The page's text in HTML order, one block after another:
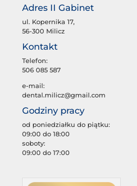
Adres II Gabinet
ul. Kopernika 17,
56-300 Milicz
Kontakt
Telefon:
506 085 587
e-mail:
dental.milicz@gmail.com
Godziny pracy
od poniedziałku do piątku:
09:00 do 18:00
soboty:
09:00 do 17:00